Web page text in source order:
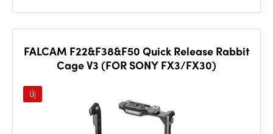
FALCAM F22&F38&F50 Quick Release Rabbit
Cage V3 (FOR SONY FX3/FX30)
Új